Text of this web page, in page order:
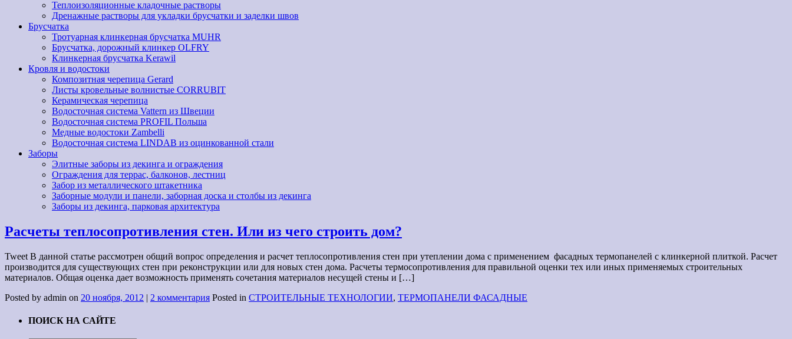
Теплоизоляционные кладочные растворы
Дренажные растворы для укладки брусчатки и заделки швов
Брусчатка
Тротуарная клинкерная брусчатка MUHR
Брусчатка, дорожный клинкер OLFRY
Клинкерная брусчатка Kerawil
Кровля и водостоки
Композитная черепица Gerard
Листы кровельные волнистые CORRUBIT
Керамическая черепица
Водосточная система Vattern из Швеции
Водосточная система PROFIL Польша
Медные водостоки Zambelli
Водосточная система LINDAB из оцинкованной стали
Заборы
Элитные заборы из декинга и ограждения
Ограждения для террас, балконов, лестниц
Забор из металлического штакетника
Заборные модули и панели, заборная доска и столбы из декинга
Заборы из декинга, парковая архитектура
Расчеты теплосопротивления стен. Или из чего строить дом?
Tweet В данной статье рассмотрен общий вопрос определения и расчет теплосопротивления стен при утеплении дома с применением фасадных термопанелей с клинкерной плиткой. Расчет
производится для существующих стен при реконструкции или для новых стен дома. Расчеты термосопротивления для правильной оценки тех или иных применяемых строительных
материалов. Общая оценка дает возможность применять сочетания материалов несущей стены и […]
Posted by admin on 20 ноября, 2012 | 2 комментария Posted in СТРОИТЕЛЬНЫЕ ТЕХНОЛОГИИ, ТЕРМОПАНЕЛИ ФАСАДНЫЕ
ПОИСК НА САЙТЕ